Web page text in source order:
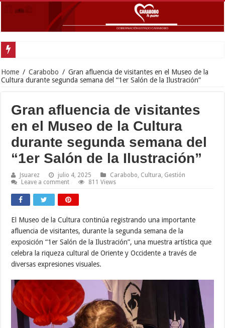
Home / Carabobo / Gran afluencia de visitantes en el Museo de la
Cultura durante segunda semana del “1er Salón de la Ilustración”
Gran afluencia de visitantes
en el Museo de la Cultura
durante segunda semana del
“1er Salón de la Ilustración”
Jsuarez julio 4, 2025 Carabobo Cultura Gestión
Leave a comment
811 Views
El Museo de la Cultura continúa registrando una importante
afluencia de visitantes, durante la segunda semana de la
exposición “1er Salón de la Ilustración”, una muestra artística que
celebra la riqueza cultural de Oriente y Occidente a través de
diversas expresiones visuales.